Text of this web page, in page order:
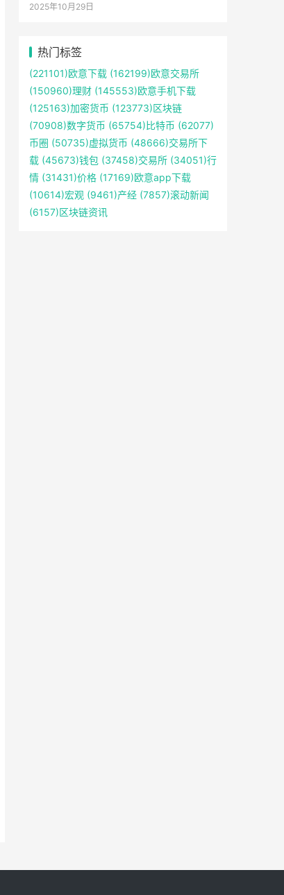
2025年10月29日
热门标签
(221101)欧意下载 (162199)欧意交易所
(150960)理财 (145553)欧意手机下载
(125163)加密货币 (123773)区块链
(70908)数字货币 (65754)比特币 (62077)
币圈 (50735)虚拟货币 (48666)交易所下
载 (45673)钱包 (37458)交易所 (34051)行
情 (31431)价格 (17169)欧意app下载
(10614)宏观 (9461)产经 (7857)滚动新闻
(6157)区块链资讯